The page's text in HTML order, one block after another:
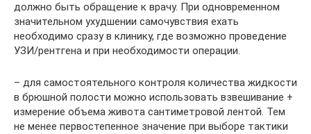
должно быть обращение к врачу. При одновременном
значительном ухудшении самочувствия ехать
необходимо сразу в клинику, где возможно проведение
УЗИ/рентгена и при необходимости операции.
– для самостоятельного контроля количества жидкости
в брюшной полости можно использовать взвешивание +
измерение объема живота сантиметровой лентой. Тем
не менее первостепенное значение при выборе тактики